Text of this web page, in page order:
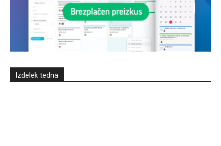
Izdelek tedna